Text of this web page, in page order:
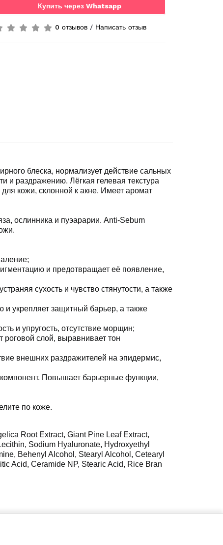
Купить через Whatsapp
0 отзывов / Написать отзыв
блеска, нормализует действие сальных
и раздражению. Лёгкая гелевая текстура
кожи, склонной к акне. Имеет аромат
ослинника и пуэарарии. Anti-Sebum
и предотвращает её появление,
сухость и чувство стянутости, а также
и укрепляет защитный барьер, а также
и упругость, отсутствие морщин;
слой, выравнивает тон
внешних раздражителей на эпидермис,
Повышает барьерные функции,
по коже.
Root Extract, Giant Pine Leaf Extract,
Sodium Hyaluronate, Hydroxyethyl
Behenyl Alcohol, Stearyl Alcohol, Cetearyl
Acid, Ceramide NP, Stearic Acid, Rice Bran